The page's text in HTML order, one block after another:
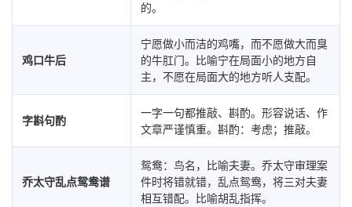
的。
鸡口牛后
宁愿做小而洁的鸡嘴，而不愿做大而臭
的牛肛门。比喻宁在局面小的地方自
主，不愿在局面大的地方听人支配。
字斟句酌
一字一句都推敲、斟酌。形容说话、作
文章严谨慎重。斟酌：考虑；推敲。
乔太守乱点鸳鸯谱
鸳鸯：鸟名，比喻夫妻。乔太守审理案
件时将错就错，乱点鸳鸯，将三对夫妻
相互错配。比喻胡乱指挥。